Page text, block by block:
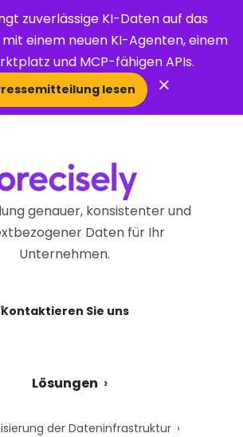
zuverlässige KI-Daten auf das
einem neuen KI-Agenten, einem
und MCP-fähigen APIs.
lesen ×
genauer, konsistenter und
Daten für Ihr
Unternehmen.
Kontaktieren Sie uns
Lösungen
der Dateninfrastruktur